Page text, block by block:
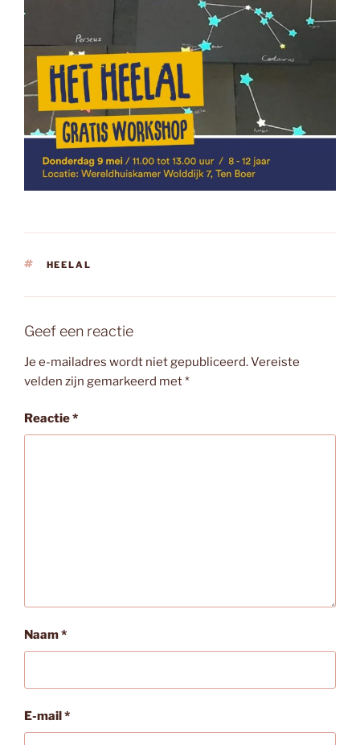
TAGS
HEELAL
Geef een reactie
Je e-mailadres wordt niet gepubliceerd.Vereiste
velden zijn gemarkeerd met*
Reactie*
Naam*
E-mail*